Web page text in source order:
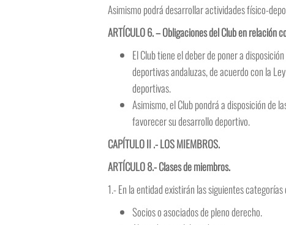
Asimismo podrá desarrollar actividades físico-
ARTÍCULO 6. – Obligaciones del Club en relación
El Club tiene el deber de poner a
deportivas andaluzas, de acuerdo con la
deportivas.
Asimismo, el Club pondrá a disposición de
favorecer su desarrollo deportivo.
CAPÍTULO II .- LOS MIEMBROS.
ARTÍCULO 8.- Clases de miembros.
1.- En la entidad existirán las siguientes
Socios o asociados de pleno derecho.